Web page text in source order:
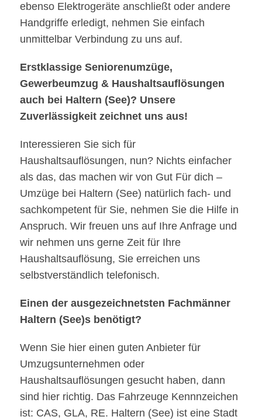
ebenso Elektrogeräte anschließt oder andere
Handgriffe erledigt, nehmen Sie einfach
unmittelbar Verbindung zu uns auf.
Erstklassige Seniorenumzüge,
Gewerbeumzug & Haushaltsauflösungen
auch bei Haltern (See)? Unsere
Zuverlässigkeit zeichnet uns aus!
Interessieren Sie sich für
Haushaltsauflösungen, nun? Nichts einfacher
als das, das machen wir von Gut Für dich –
Umzüge bei Haltern (See) natürlich fach- und
sachkompetent für Sie, nehmen Sie die Hilfe in
Anspruch. Wir freuen uns auf Ihre Anfrage und
wir nehmen uns gerne Zeit für Ihre
Haushaltsauflösung, Sie erreichen uns
selbstverständlich telefonisch.
Einen der ausgezeichnetsten Fachmänner
Haltern (See)s benötigt?
Wenn Sie hier einen guten Anbieter für
Umzugsunternehmen oder
Haushaltsauflösungen gesucht haben, dann
sind hier richtig. Das Fahrzeuge Kennnzeichen
ist: CAS, GLA, RE. Haltern (See) ist eine Stadt